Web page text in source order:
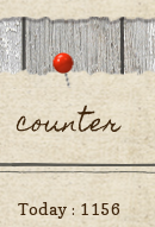
counter
Today : 1156